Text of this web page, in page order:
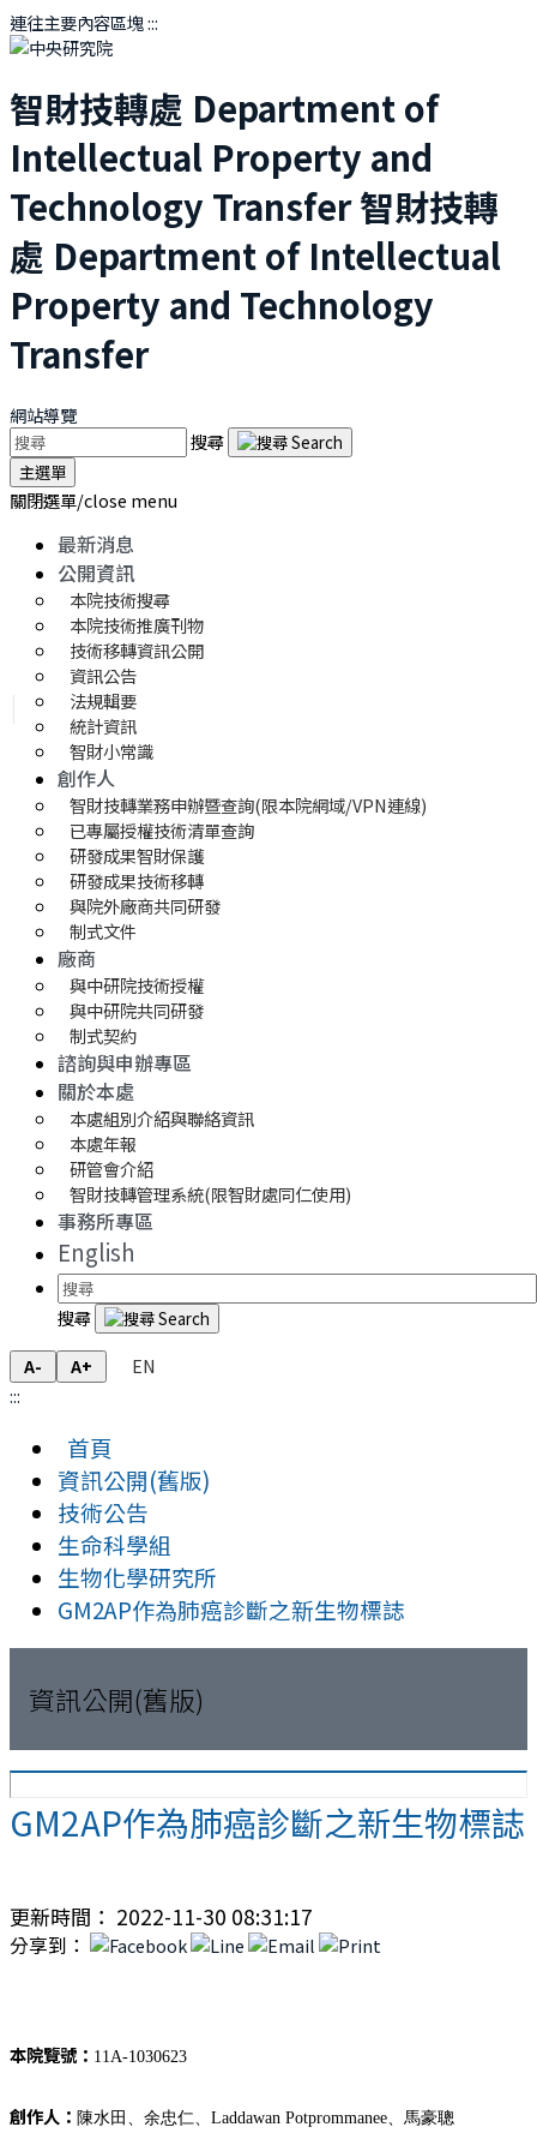
連往主要內容區塊:::
智財技轉處 Department of
Intellectual Property and
Technology Transfer智財技轉
處 Department of Intellectual
Property and Technology
Transfer
網站導覽
搜尋
主選單
關閉選單/close menu
最新消息
公開資訊
本院技術搜尋
本院技術推廣刊物
技術移轉資訊公開
資訊公告
法規輯要
統計資訊
智財小常識
創作人
智財技轉業務申辦暨查詢(限本院網域/VPN連線)
已專屬授權技術清單查詢
研發成果智財保護
研發成果技術移轉
與院外廠商共同研發
制式文件
廠商
與中研院技術授權
與中研院共同研發
制式契約
諮詢與申辦專區
關於本處
本處組別介紹與聯絡資訊
本處年報
研管會介紹
智財技轉管理系統(限智財處同仁使用)
事務所專區
English
搜尋
A- A+
EN
:::
首頁
資訊公開(舊版)
技術公告
生命科學組
生物化學研究所
GM2AP作為肺癌診斷之新生物標誌
資訊公開(舊版)
GM2AP作為肺癌診斷之新生物標誌
更新時間： 2022-11-30 08:31:17
分享到：
本院覽號： 11A-1030623
創作人： 陳水田、余忠仁、Laddawan Potprommanee、馬豪聰